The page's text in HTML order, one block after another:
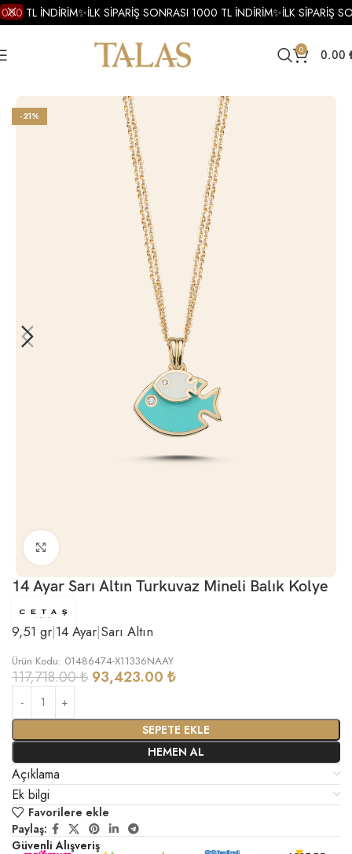
0 0.00
Altın Kolye Altın Mineli Kolye
-21%
Büyütmek için tıklayın
14 Ayar Sarı Altın Turkuvaz Mineli Balık Kolye
9,51 gr|14 Ayar|Sarı Altın
Ürün Kodu: 01486474-X11336NAAY
117,718.00₺ 93,423.00 ₺
SEPETE EKLE
HEMEN AL
Açıklama
Ek bilgi
Favorilere ekle
Paylaş:
Güvenli Alışveriş
TL İNDİRİM✨İLK SİPARİŞ SONRASI 1000 TL İNDİRİM✨İLK SİPARİŞ